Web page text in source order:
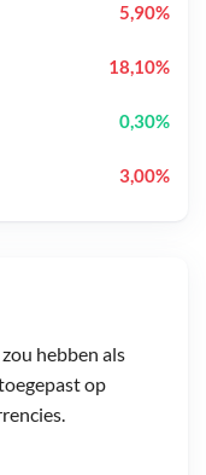
hebben als
op
5,90%
18,10%
0,30%
3,00%